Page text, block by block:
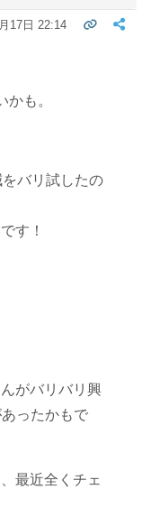
17日 22:14
も。
バリ試したの
す！
がバリバリ興
ったかもで
最近全くチェ